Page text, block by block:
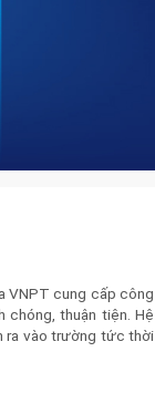
VNPT cung cấp công
chóng, thuận tiện. Hệ
ra vào trường tức thời